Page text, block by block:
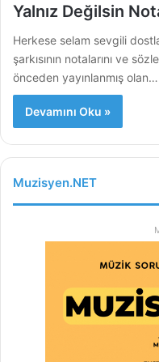
Yalnız Değilsin
Herkese selam sevgili
şarkısının notalarını ve
önceden yayınlanmış olan…
Devamını Oku »
Muzisyen.NET